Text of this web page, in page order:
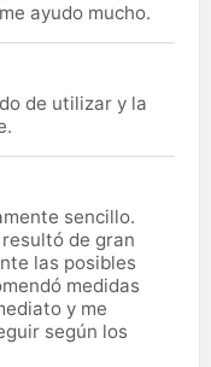
ayudo mucho.
de utilizar y la
sencillo.
de gran
las posibles
medidas
y me
según los